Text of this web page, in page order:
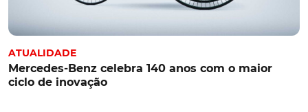
ATUALIDADE
Mercedes-Benz celebra 140 anos com o maior
ciclo de inovação